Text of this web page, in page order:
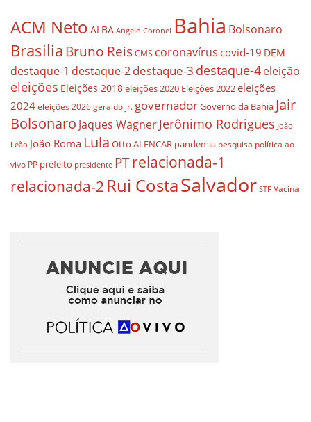
ACM Neto ALBA Angelo Coronel Bahia Bolsonaro
BrasiliaBruno ReisCMS coronavírus covid-19 DEM
destaque-1 destaque-2destaque-3 destaque-4eleição
eleições Eleições 2018eleições 2020 Eleições 2022eleições
2024 eleições 2026 geraldo jr. governadorGoverno da Bahia Jair
Bolsonaro Jaques WagnerJerônimo Rodrigues João
Leão João Roma Lula Otto ALENCAR pandemia pesquisa política ao
vivo PP prefeito presidente PTrelacionada-1
relacionada-2 Rui CostaSalvador STF Vacina